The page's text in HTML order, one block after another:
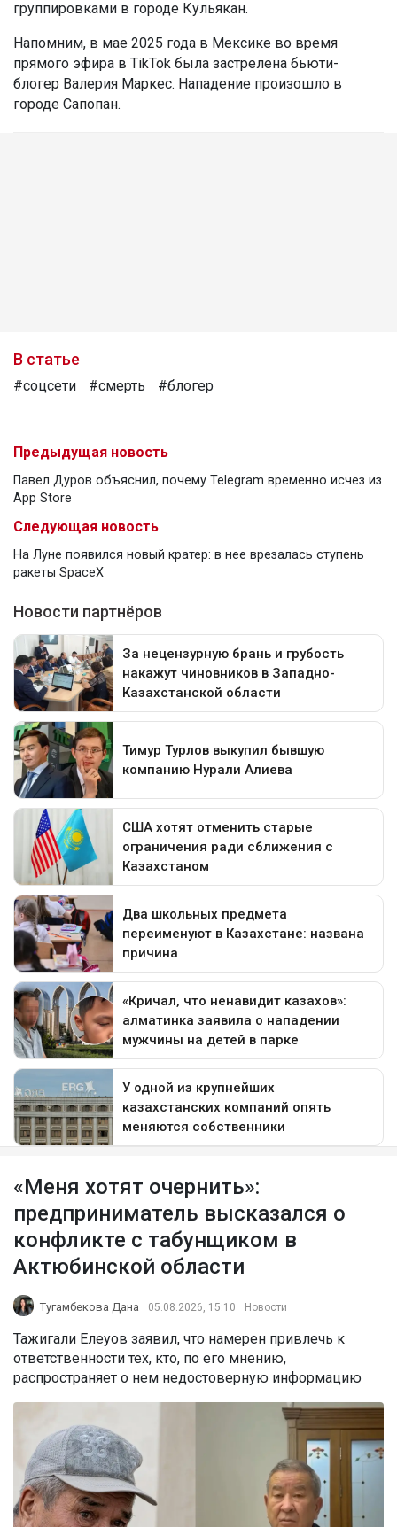
группировками в городе Кульякан.
Напомним, в мае 2025 года в Мексике во время
прямого эфира в TikTok была застрелена бьюти-
блогер Валерия Маркес. Нападение произошло в
городе Сапопан.
В статье
#соцсети #смерть #блогер
Предыдущая новость
Павел Дуров объяснил, почему Telegram временно исчез из
App Store
Следующая новость
На Луне появился новый кратер: в нее врезалась ступень
ракеты SpaceX
«Меня хотят очернить»:
предприниматель высказался о
конфликте с табунщиком в
Актюбинской области
Тугамбекова Дана 05.08.2026, 15:10 Новости
Тажигали Елеуов заявил, что намерен привлечь к
ответственности тех, кто, по его мнению,
распространяет о нем недостоверную информацию